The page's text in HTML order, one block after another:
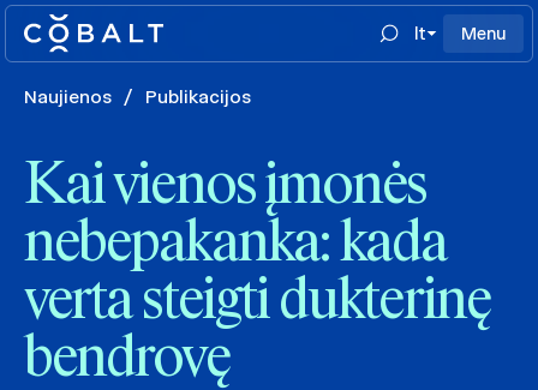
lt Menu
Naujienos / Publikacijos
Kai vienos įmonės
nebepakanka: kada
verta steigti dukterinę
bendrovę